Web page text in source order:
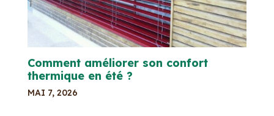
Comment améliorer son confort
thermique en été ?
MAI 7, 2026